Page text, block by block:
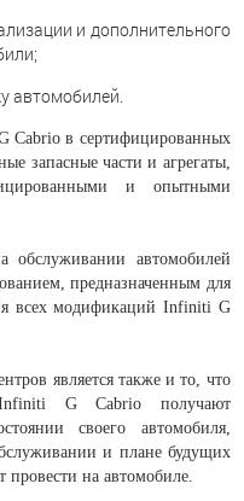
и дополнительного
автомобилей.
Cabrio в сертифицированных
запасные части и агрегаты,
и опытными
обслуживании автомобилей
предназначенным для
всех модификаций Infiniti G
является также и то, что
G Cabrio получают
своего автомобиля,
и плане будущих
провести на автомобиле.